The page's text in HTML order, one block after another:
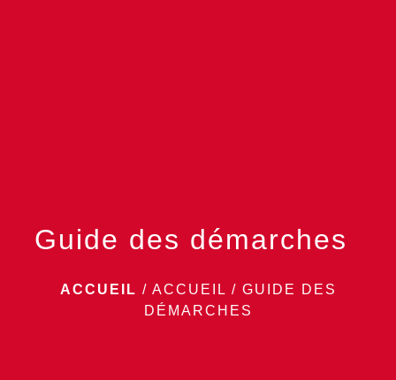
Guide des démarches
ACCUEIL / ACCUEIL / GUIDE DES
DÉMARCHES